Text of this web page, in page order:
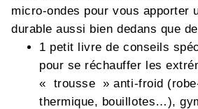
micro-ondes pour vous apporter
durable aussi bien dedans que
1 petit livre de conseils
pour se réchauffer les
« trousse » anti-froid
thermique, bouillotes…),